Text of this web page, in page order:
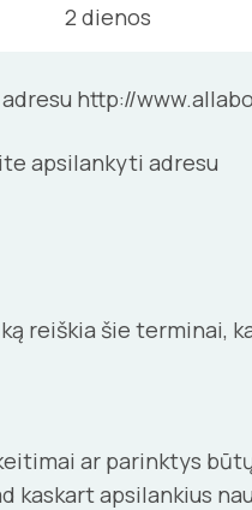
2 dienos
http://
apsilankyti adresu
reiškia šie terminai,
ar parinktys
kaskart apsilankius